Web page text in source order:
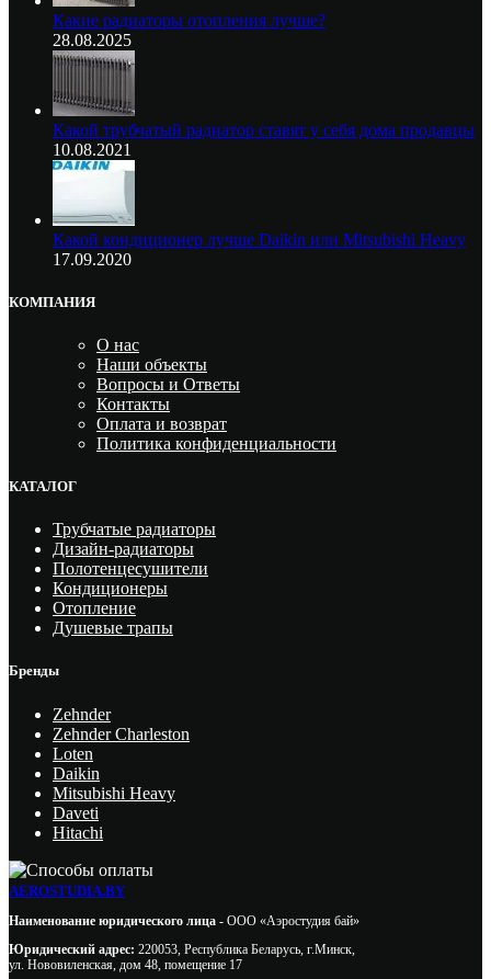
Какие радиаторы отопления лучше?
28.08.2025
Какой трубчатый радиатор ставят у себя дома продавцы
10.08.2021
Какой кондиционер лучше Daikin или Mitsubishi Heavy
17.09.2020
КОМПАНИЯ
О нас
Наши объекты
Вопросы и Ответы
Контакты
Оплата и возврат
Политика конфиденциальности
КАТАЛОГ
Трубчатые радиаторы
Дизайн-радиаторы
Полотенцесушители
Кондиционеры
Отопление
Душевые трапы
Бренды
Zehnder
Zehnder Charleston
Loten
Daikin
Mitsubishi Heavy
Daveti
Hitachi
AEROSTUDIA.BY
Наименование юридического лица - ООО «Аэростудия бай»
Юридический адрес: 220053, Республика Беларусь, г.Минск,
ул. Нововиленская, дом 48, помещение 17